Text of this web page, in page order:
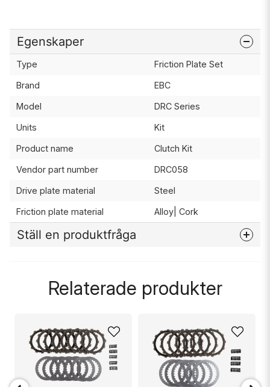
Egenskaper
Type Friction Plate Set
Brand EBC
Model DRC Series
Units Kit
Product name Clutch Kit
Vendor part number DRC058
Drive plate material Steel
Friction plate material Alloy| Cork
Ställ en produktfråga
name
Namn
email
Mejladress
Relaterade produkter